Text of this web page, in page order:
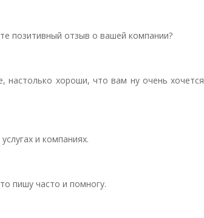
позитивный отзыв о вашей компании?
настолько хороши, что вам ну очень хочется
и компаниях.
пишу часто и помногу.